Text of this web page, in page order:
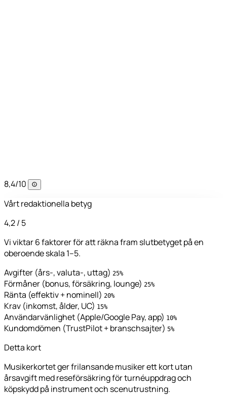
8,4/10
Vårt redaktionella betyg
4,2/ 5
Vi viktar 6 faktorer för att räkna fram slutbetyget på en
oberoende skala 1–5.
Avgifter (års-, valuta-, uttag) 25%
Förmåner (bonus, försäkring, lounge) 25%
Ränta (effektiv + nominell) 20%
Krav (inkomst, ålder, UC) 15%
Användarvänlighet (Apple/Google Pay, app) 10%
Kundomdömen (TrustPilot + branschsajter) 5%
Detta kort
Musikerkortet ger frilansande musiker ett kort utan
årsavgift med reseförsäkring för turnéuppdrag och
köpskydd på instrument och scenutrustning.